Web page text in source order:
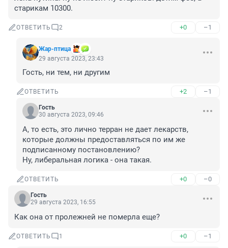
старикам 10300.
ОТВЕТИТЬ 2 +0 –1
Жар-птица
29 августа 2023, 23:43
Гость, ни тем, ни другим
ОТВЕТИТЬ +2 –1
Гость
30 августа 2023, 09:46
А, то есть, это лично терран не дает лекарств,
которые должны предоставляться по им же
подписанному постановлению?
Ну, либеральная логика - она такая.
ОТВЕТИТЬ +0 –0
Гость
29 августа 2023, 16:55
Как она от пролежней не померла еще?
ОТВЕТИТЬ 1 +0 –1